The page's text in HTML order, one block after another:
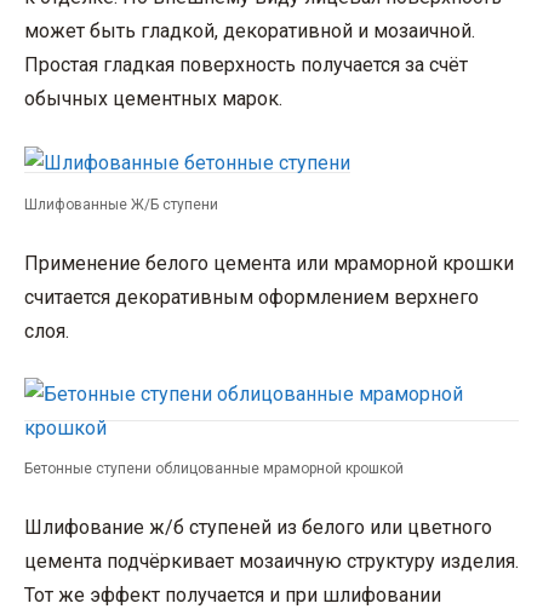
может быть гладкой, декоративной и мозаичной.
Простая гладкая поверхность получается за счёт
обычных цементных марок.
Шлифованные Ж/Б ступени
Применение белого цемента или мраморной крошки
считается декоративным оформлением верхнего
слоя.
Бетонные ступени облицованные мраморной крошкой
Шлифование ж/б ступеней из белого или цветного
цемента подчёркивает мозаичную структуру изделия.
Тот же эффект получается и при шлифовании